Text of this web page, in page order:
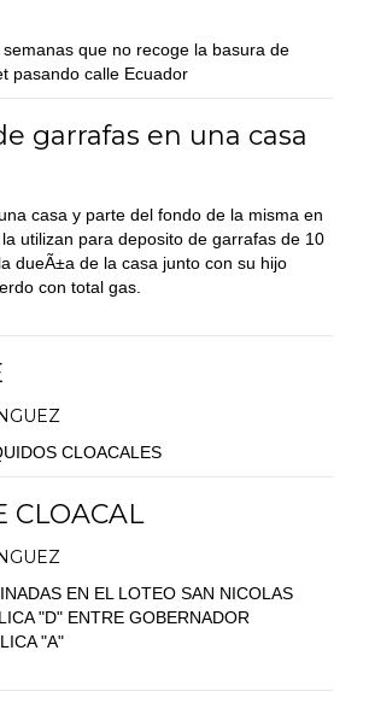
que no recoge la basura de
pasando calle Ecuador
garrafas en una casa
casa y parte del fondo de la misma en
utilizan para deposito de garrafas de 10
dueÃ±a de la casa junto con su hijo
con total gas.
CLOACALES
CLOACAL
EN EL LOTEO SAN NICOLAS
"D" ENTRE GOBERNADOR
"A"